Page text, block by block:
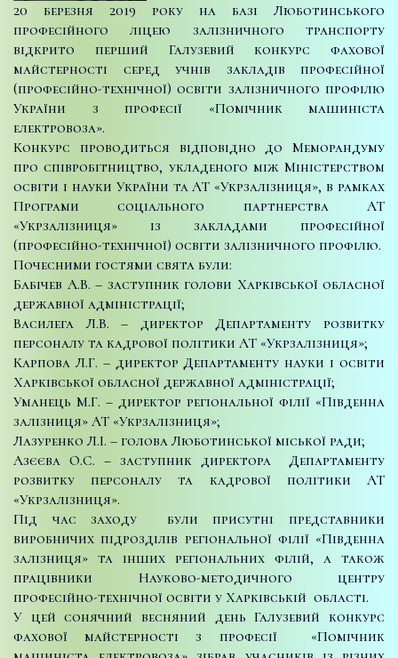
20 березня 2019 року на базі Люботинського
професійного ліцею залізничного транспорту
відкрито перший Галузевий конкурс фахової
майстерності серед учнів закладів професійної
(професійно-технічної) освіти залізничного профілю
України з професії «Помічник машиніста
електровоза».
Конкурс проводиться відповідно до Меморандуму
про співробітництво, укладеного між Міністерством
освіти і науки України та АТ «Укрзалізниця», в рамках
Програми соціального партнерства АТ
«Укрзалізниця» із закладами професійної
(професійно-технічної) освіти залізничного профілю.
Почесними гостями свята були:
Бабічев А.В. – заступник голови Харківської обласної
державної адміністрації;
Василега Л.В. – директор Департаменту розвитку
персоналу та кадрової політики АТ «Укрзалізниця»;
Карпова Л.Г. – директор Департаменту науки і освіти
Харківської обласної державної адміністрації;
Уманець М.Г. – директор регіональної філії «Південна
залізниця» АТ «Укрзалізниця»;
Лазуренко Л.І. – голова Люботинської міської ради;
Азєєва О.С. – заступник директора Департаменту
розвитку персоналу та кадрової політики АТ
«Укрзалізниця».
Під час заходу були присутні представники
виробничих підрозділів регіональної філії «Південна
залізниця» та інших регіональних філій, а також
працівники Науково-методичного центру
професійно-технічної освіти у Харківській області.
У цей сонячний весняний день Галузевий конкурс
фахової майстерності з професії «Помічник